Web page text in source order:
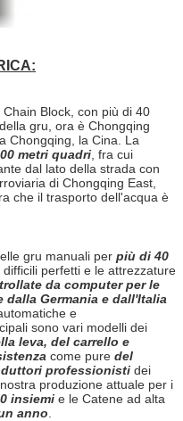
Block, con più di 40
gru, ora è Chongqing
Chongqing, la Cina. La
metri quadri , fra cui
dal lato della strada con
di Chongqing East,
che il trasporto dell'acqua è
gru manuali per più di 40
perfetti e le attrezzature
da computer per le
dalla Germania e dall'Italia
e
sono vari modelli dei
leva, del carrello e
come pure del
professionisti dei
produzione attuale per i
insiemi e le Catene ad alta
anno